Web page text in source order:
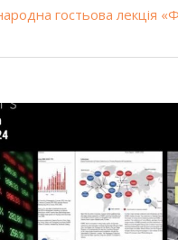
гостьова лекція